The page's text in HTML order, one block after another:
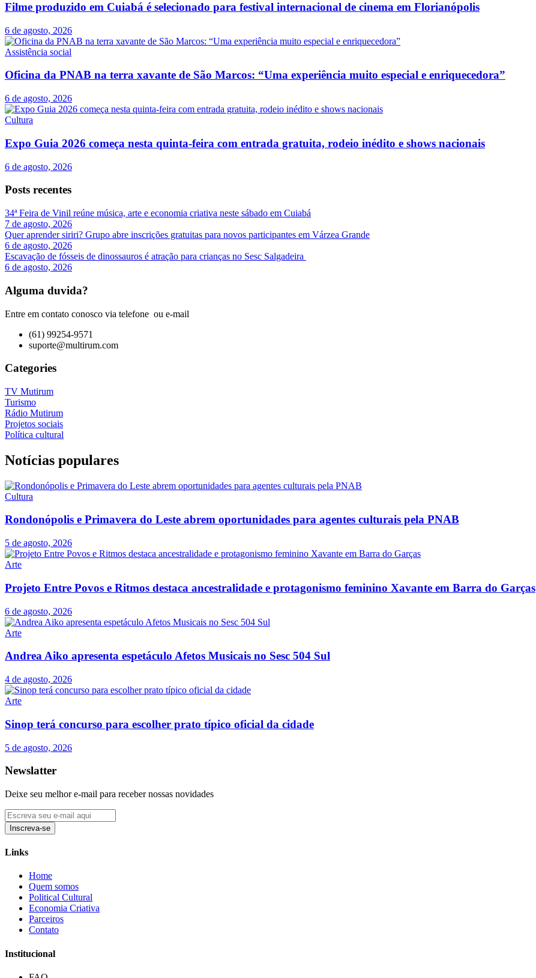
Filme produzido em Cuiabá é selecionado para festival internacional de cinema em Florianópolis
6 de agosto, 2026
Assistência social
Oficina da PNAB na terra xavante de São Marcos: “Uma experiência muito especial e enriquecedora”
6 de agosto, 2026
Cultura
Expo Guia 2026 começa nesta quinta-feira com entrada gratuita, rodeio inédito e shows nacionais
6 de agosto, 2026
Posts recentes
34ª Feira de Vinil reúne música, arte e economia criativa neste sábado em Cuiabá
7 de agosto, 2026
Quer aprender siriri? Grupo abre inscrições gratuitas para novos participantes em Várzea Grande
6 de agosto, 2026
Escavação de fósseis de dinossauros é atração para crianças no Sesc Salgadeira
6 de agosto, 2026
Alguma duvida?
Entre em contato conosco via telefone ou e-mail
(61) 99254-9571
suporte@multirum.com
Categories
TV Mutirum
Turismo
Rádio Mutirum
Projetos sociais
Política cultural
Notícias populares
Cultura
Rondonópolis e Primavera do Leste abrem oportunidades para agentes culturais pela PNAB
5 de agosto, 2026
Arte
Projeto Entre Povos e Ritmos destaca ancestralidade e protagonismo feminino Xavante em Barra do Garças
6 de agosto, 2026
Arte
Andrea Aiko apresenta espetáculo Afetos Musicais no Sesc 504 Sul
4 de agosto, 2026
Arte
Sinop terá concurso para escolher prato típico oficial da cidade
5 de agosto, 2026
Newslatter
Deixe seu melhor e-mail para receber nossas novidades
Inscreva-se
Links
Home
Quem somos
Political Cultural
Economia Criativa
Parceiros
Contato
Institucional